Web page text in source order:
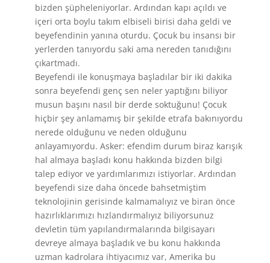
bizden şüpheleniyorlar. Ardından kapı açıldı ve
içeri orta boylu takım elbiseli birisi daha geldi ve
beyefendinin yanına oturdu. Çocuk bu insansı bir
yerlerden tanıyordu saki ama nereden tanıdığını
çıkartmadı.
Beyefendi ile konuşmaya başladılar bir iki dakika
sonra beyefendi genç sen neler yaptığını biliyor
musun başını nasıl bir derde soktuğunu! Çocuk
hiçbir şey anlamamış bir şekilde etrafa bakınıyordu
nerede olduğunu ve neden olduğunu
anlayamıyordu. Asker: efendim durum biraz karışık
hal almaya başladı konu hakkında bizden bilgi
talep ediyor ve yardımlarımızı istiyorlar. Ardından
beyefendi size daha öncede bahsetmiştim
teknolojinin gerisinde kalmamalıyız ve biran önce
hazırlıklarımızı hızlandırmalıyız biliyorsunuz
devletin tüm yapılandırmalarında bilgisayarı
devreye almaya başladık ve bu konu hakkında
uzman kadrolara ihtiyacımız var, Amerika bu